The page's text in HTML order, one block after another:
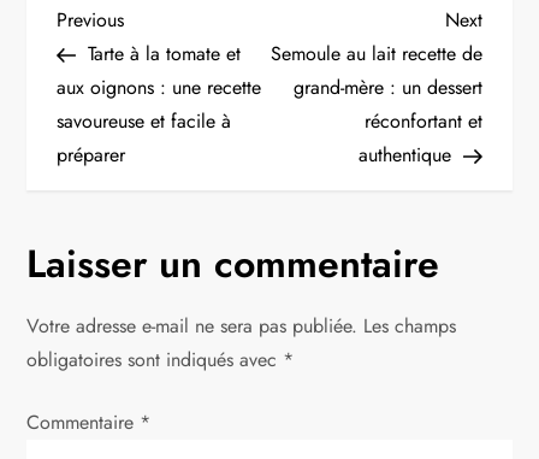
N
a
v
g
a
t
i
Previous
Post
Previous
Tarte à la tomate et
aux oignons : une recette
savoureuse et facile à
préparer
Next
Post
Next
Semoule au lait recette de
grand-mère : un dessert
réconfortant et
authentique
Laisser un commentaire
Votre adresse e-mail ne sera pas publiée. Les champs
obligatoires sont indiqués avec *
Commentaire *